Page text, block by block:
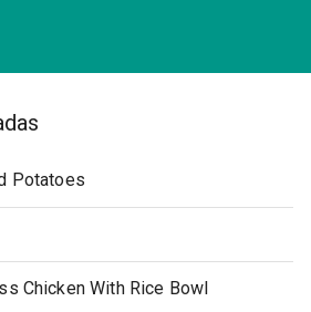
Potatoes
Chicken With Rice Bowl